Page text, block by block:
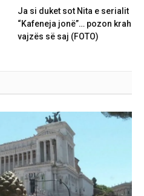
Ja si duket sot Nita e serialit
“Kafeneja jonë”… pozon krah
vajzës së saj (FOTO)